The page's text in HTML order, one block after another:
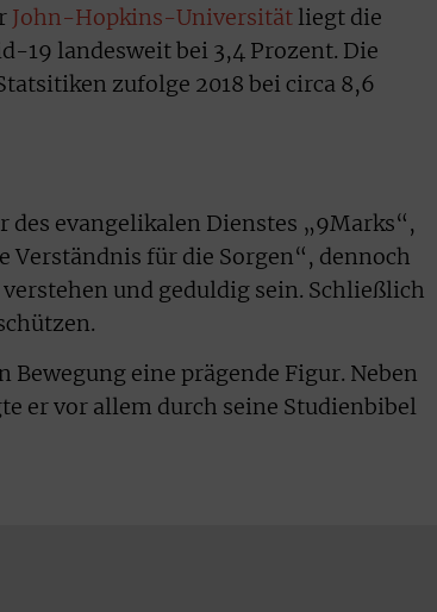
John-Hopkins-Universität liegt die
19 landesweit bei 3,4 Prozent. Die
zufolge 2018 bei circa 8,6
evangelikalen Dienstes „9Marks“,
Verständnis für die Sorgen“, dennoch
und geduldig sein. Schließlich
eine prägende Figur. Neben
er vor allem durch seine Studienbibel